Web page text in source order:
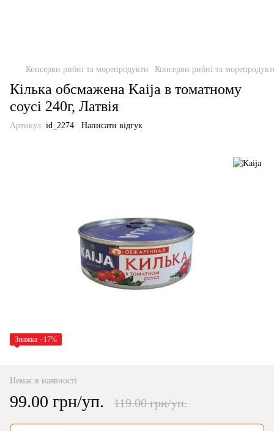
Консерви рибні та морепродукти Консерви рибні та
Кілька обсмажена Kaija в томатному
соусі 240г, Латвія
Артикул: id_2274 Написати відгук
Знижка −17%
Немає в наявності
99.00 грн/уп. 119.00 грн/уп.